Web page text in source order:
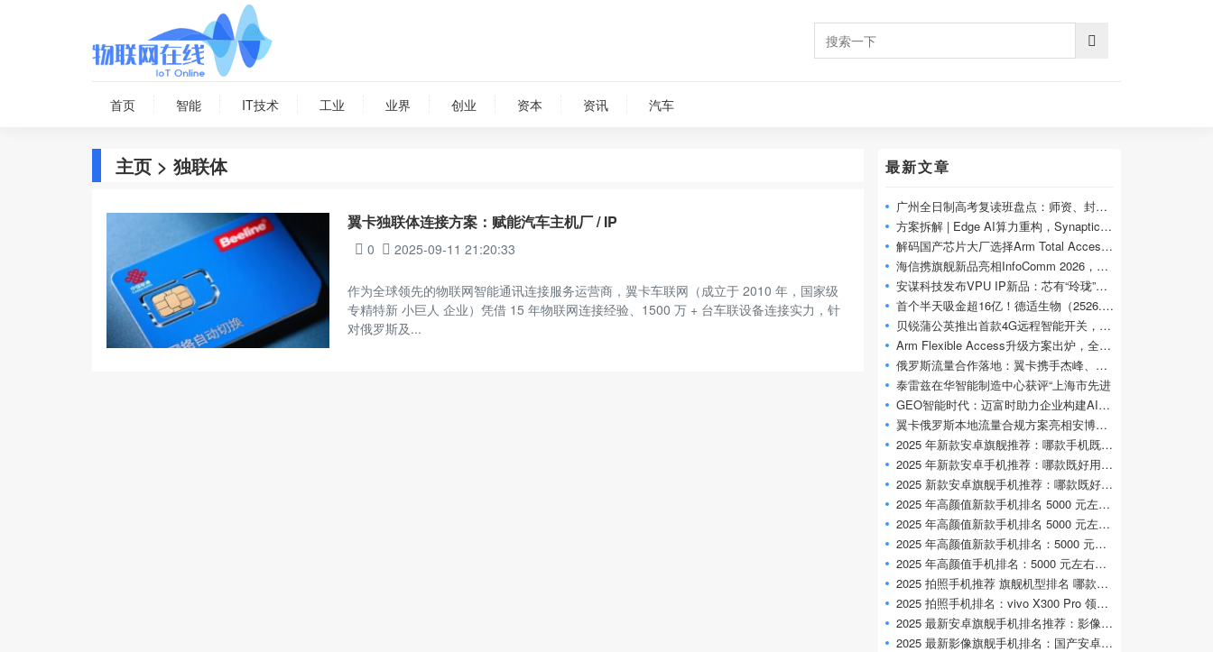
首页 智能 IT技术 工业 业界 创业 资本 资讯 汽车
主页 > 独联体
翼卡独联体连接方案：赋能汽车主机厂 / IP
0 2025-09-11 21:20:33
作为全球领先的物联网智能通讯连接服务运营商，翼卡车联网（成立于 2010 年，国家级
专精特新 小巨人 企业）凭借 15 年物联网连接经验、1500 万 + 台车联设备连接实力，针
对俄罗斯及...
最新文章
广州全日制高考复读班盘点：师资、封闭管
方案拆解 | Edge AI算力重构，Synaptics新平台
解码国产芯片大厂选择Arm Total Access的底层
海信携旗舰新品亮相InfoComm 2026，原生三色
安谋科技发布VPU IP新品：芯有“玲珑”，共
首个半天吸金超16亿！德适生物（2526.HK）国
贝锐蒲公英推出首款4G远程智能开关，无需
Arm Flexible Access升级方案出炉，全球超100家
俄罗斯流量合作落地：翼卡携手杰峰、宏视
泰雷兹在华智能制造中心获评“上海市先进
GEO智能时代：迈富时助力企业构建AI搜索营
翼卡俄罗斯本地流量合规方案亮相安博会，
2025 年新款安卓旗舰推荐：哪款手机既好用
2025 年新款安卓手机推荐：哪款既好用又高
2025 新款安卓旗舰手机推荐：哪款既好用又
2025 年高颜值新款手机排名 5000 元左右值得
2025 年高颜值新款手机排名 5000 元左右推荐
2025 年高颜值新款手机排名：5000 元左右绝
2025 年高颜值手机排名：5000 元左右新款旗
2025 拍照手机推荐 旗舰机型排名 哪款旅拍
2025 拍照手机排名：vivo X300 Pro 领衔，旅拍
2025 最新安卓旗舰手机排名推荐：影像与性
2025 最新影像旗舰手机排名：国产安卓高性